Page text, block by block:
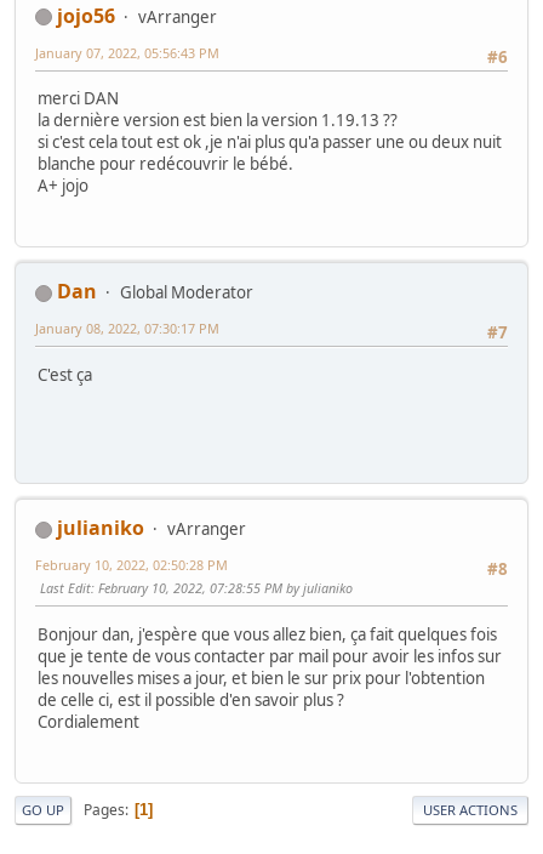
jojo56
vArranger
#6
January 07, 2022, 05:56:43 PM
merci DAN
la dernière version est bien la version 1.19.13 ??
si c'est cela tout est ok ,je n'ai plus qu'a passer une ou deux nuit
blanche pour redécouvrir le bébé.
A+ jojo
Dan
Global Moderator
#7
January 08, 2022, 07:30:17 PM
C'est ça
julianiko
vArranger
#8
February 10, 2022, 02:50:28 PM
Last Edit: February 10, 2022, 07:28:55 PM by julianiko
Bonjour dan, j'espère que vous allez bien, ça fait quelques fois
que je tente de vous contacter par mail pour avoir les infos sur
les nouvelles mises a jour, et bien le sur prix pour l'obtention
de celle ci, est il possible d'en savoir plus ?
Cordialement
GO UP Pages 1 USER ACTIONS